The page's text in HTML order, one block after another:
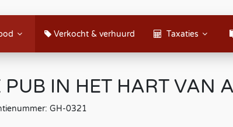
Verkocht & verhuurd Taxaties
PUB IN HET HART VAN
GH-0321